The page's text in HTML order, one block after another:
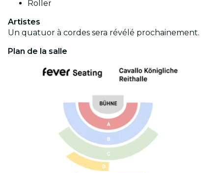
Roller
Artistes
Un quatuor à cordes sera révélé prochainement.
Plan de la salle